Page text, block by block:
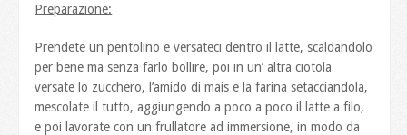
Preparazione:
Prendete un pentolino e versateci dentro il latte, scaldandolo
per bene ma senza farlo bollire, poi in un’ altra ciotola
versate lo zucchero, l’amido di mais e la farina setacciandola,
mescolate il tutto, aggiungendo a poco a poco il latte a filo,
e poi lavorate con un frullatore ad immersione, in modo da